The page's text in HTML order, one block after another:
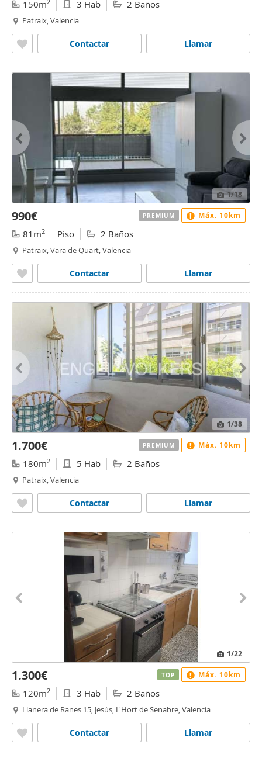
150m 3 Hab 2 Baños
Patraix, Valencia
Llamar
Contactar
1/18
990€
81m2 Piso 2 Baños
Patraix, Vara de Quart, Valencia
Llamar
Contactar
PREMIUM Máx. 10km
1/38
1.700€
180m2 5 Hab 2 Baños
Patraix, Valencia
Llamar
Contactar
PREMIUM Máx. 10km
1/22
1.300€
120m2 3 Hab 2 Baños
Llanera de Ranes 15, Jesús, L'Hort de Senabre, Valencia
Llamar
Contactar
TOP Máx. 10km